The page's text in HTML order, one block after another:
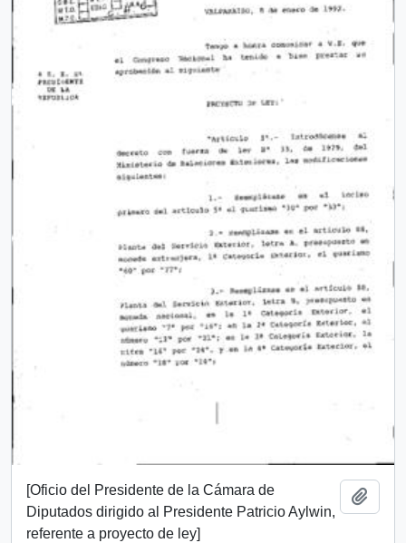
[Oficio del Presidente de la Cámara de
Diputados dirigido al Presidente Patricio Aylwin,
referente a proyecto de ley]